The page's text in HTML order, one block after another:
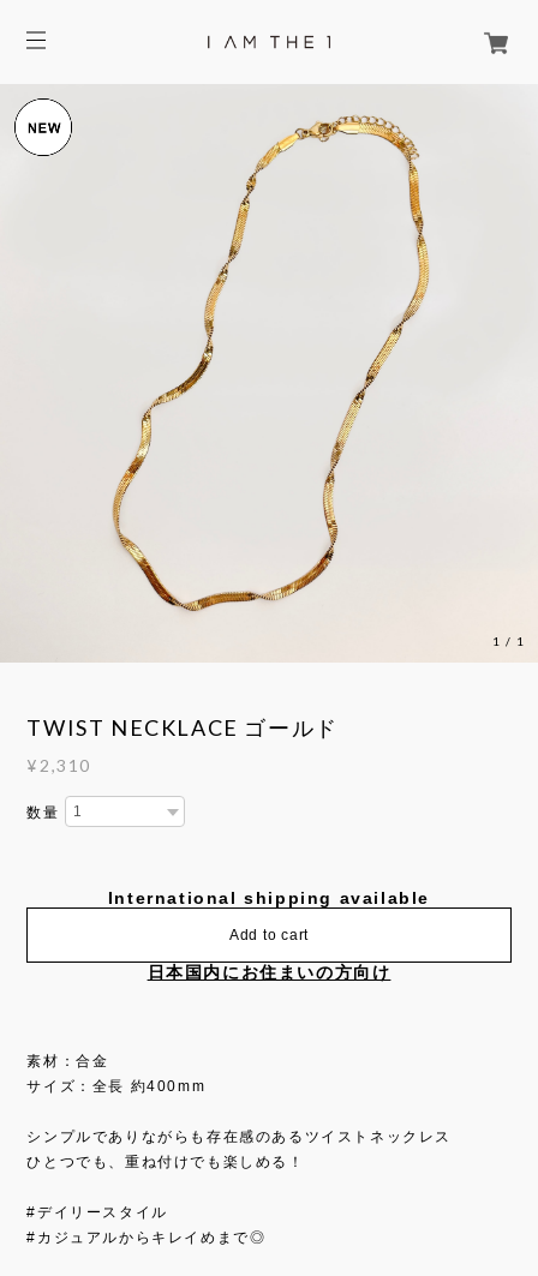
1 / 1
TWIST NECKLACE ゴールド
¥2,310
数量
International shipping available
Add to cart
日本国内にお住まいの方向け
素材：合金
サイズ：全長 約400mm
シンプルでありながらも存在感のあるツイストネックレス
ひとつでも、重ね付けでも楽しめる！
#デイリースタイル
#カジュアルからキレイめまで◎